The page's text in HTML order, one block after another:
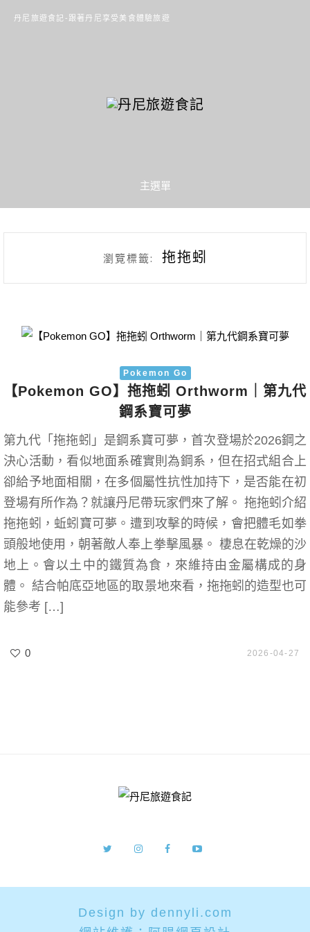
丹尼旅遊食記-跟著丹尼享受美食體驗旅遊
主選單
瀏覽標籤: 拖拖蚓
Pokemon Go
【Pokemon GO】拖拖蚓 Orthworm｜第九代
鋼系寶可夢
第九代「拖拖蚓」是鋼系寶可夢，首次登場於2026鋼之
決心活動，看似地面系確實則為鋼系，但在招式組合上
卻給予地面相關，在多個屬性抗性加持下，是否能在初
登場有所作為？就讓丹尼帶玩家們來了解。 拖拖蚓介紹
拖拖蚓，蚯蚓寶可夢。遭到攻擊的時候，會把體毛如拳
頭般地使用，朝著敵人奉上拳擊風暴。 棲息在乾燥的沙
地上。會以土中的鐵質為食，來維持由金屬構成的身
體。 結合帕底亞地區的取景地來看，拖拖蚓的造型也可
能參考 […]
0 2026-04-27
Design by dennyli.com